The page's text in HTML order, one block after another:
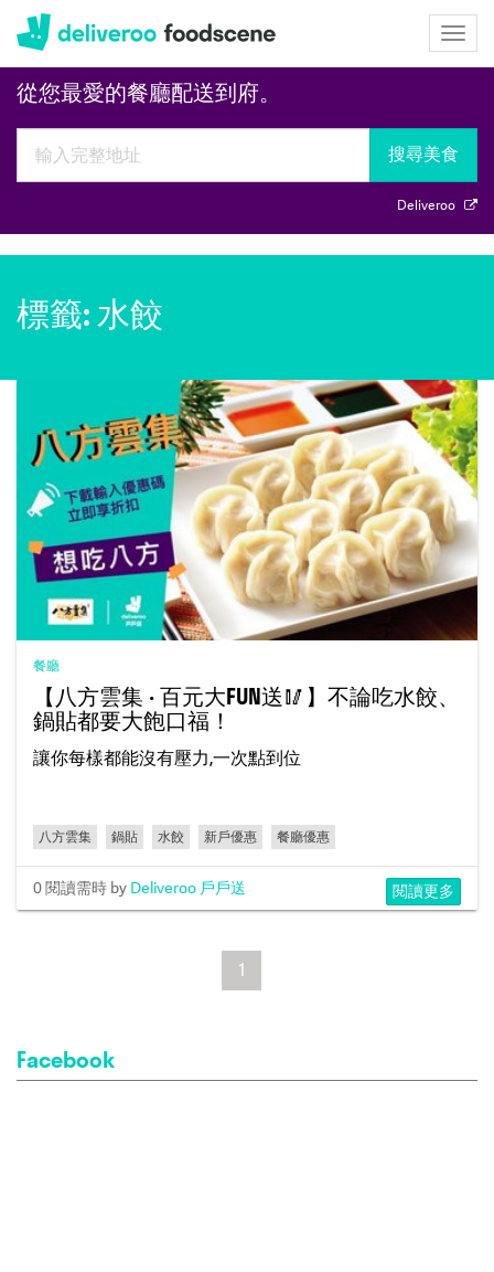
Deliveroo
標籤: 水餃
餐廳
【八方雲集 · 百元大FUN送🥢】不論吃水餃、
鍋貼都要大飽口福！
讓你每樣都能沒有壓力,一次點到位
八方雲集 鍋貼 水餃 新戶優惠 餐廳優惠
0 閱讀需時 by Deliveroo 戶戶送 閱讀更多
1
從您最愛的餐廳配送到府。
搜尋美食
Deliveroo
Facebook